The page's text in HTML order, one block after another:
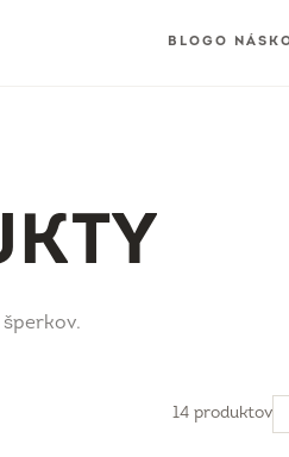
BLOGO NÁS
14 produktov